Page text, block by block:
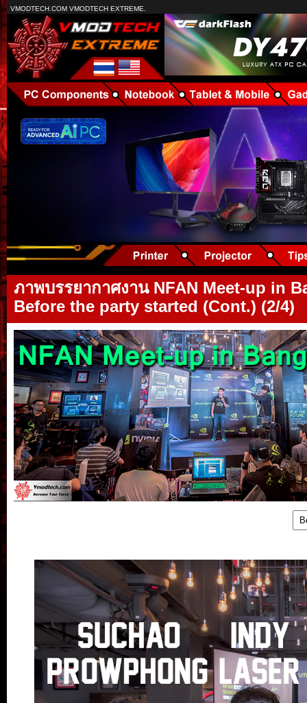
VMODTECH.COM VMODTECH EXTREME.
ภาพบรรยากาศงาน NFAN Meet-up in
Before the party started (Cont.) (2/4)